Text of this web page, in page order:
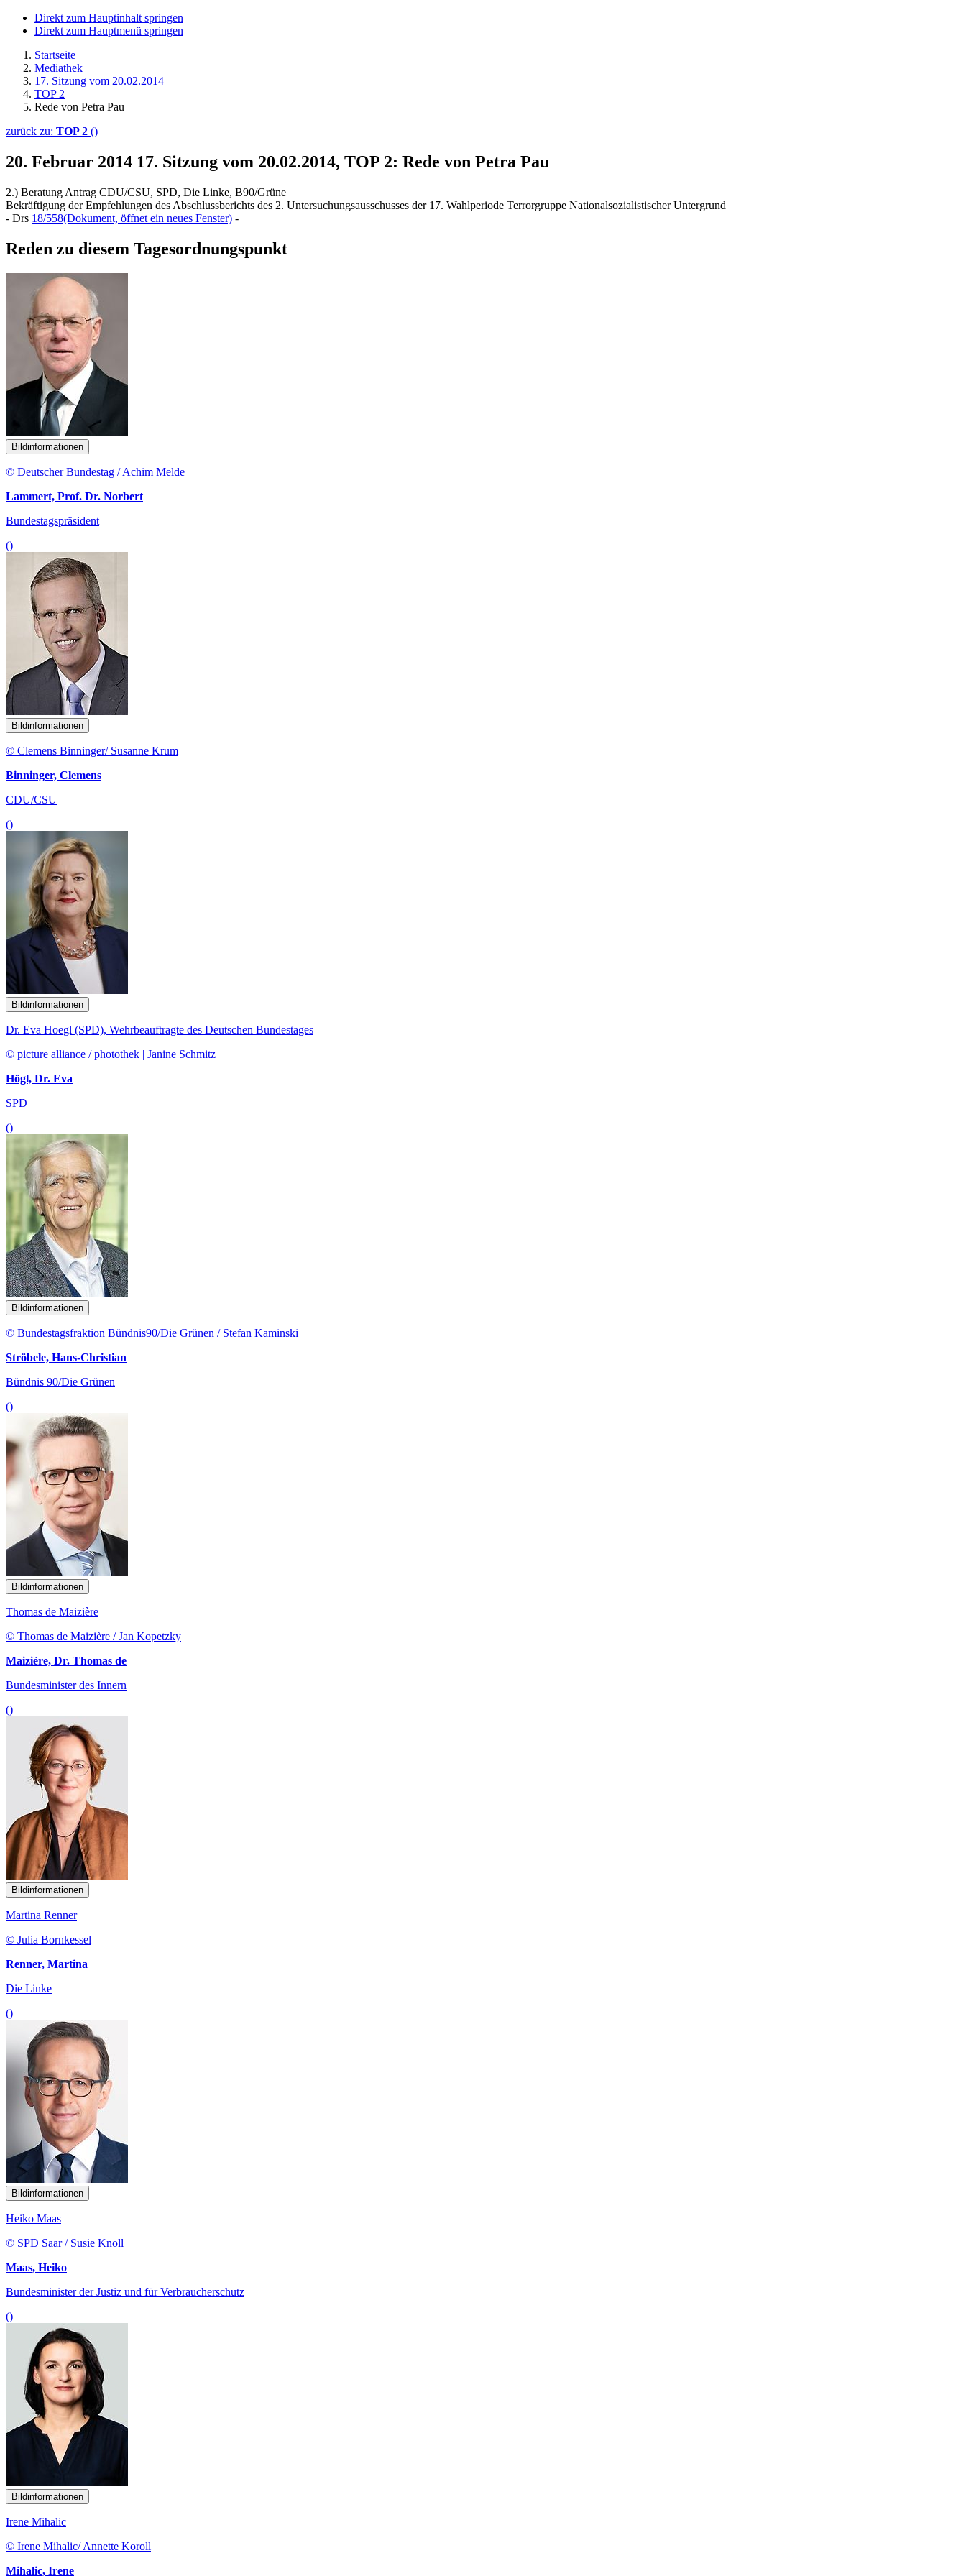
Direkt zum Hauptinhalt springen
Direkt zum Hauptmenü springen
Startseite
Mediathek
17. Sitzung vom 20.02.2014
TOP 2
Rede von Petra Pau
zurück zu: TOP 2 ()
20. Februar 2014 17. Sitzung vom 20.02.2014, TOP 2: Rede von Petra Pau
2.) Beratung Antrag CDU/CSU, SPD, Die Linke, B90/Grüne
Bekräftigung der Empfehlungen des Abschlussberichts des 2. Untersuchungsausschusses der 17. Wahlperiode Terrorgruppe Nationalsozialistischer Untergrund
- Drs 18/558(Dokument, öffnet ein neues Fenster) -
Reden zu diesem Tagesordnungspunkt
Bildinformationen
© Deutscher Bundestag / Achim Melde
Lammert, Prof. Dr. Norbert
Bundestagspräsident
()
Bildinformationen
© Clemens Binninger/ Susanne Krum
Binninger, Clemens
CDU/CSU
()
Bildinformationen
Dr. Eva Hoegl (SPD), Wehrbeauftragte des Deutschen Bundestages
© picture alliance / photothek | Janine Schmitz
Högl, Dr. Eva
SPD
()
Bildinformationen
© Bundestagsfraktion Bündnis90/Die Grünen / Stefan Kaminski
Ströbele, Hans-Christian
Bündnis 90/Die Grünen
()
Bildinformationen
Thomas de Maizière
© Thomas de Maizière / Jan Kopetzky
Maizière, Dr. Thomas de
Bundesminister des Innern
()
Bildinformationen
Martina Renner
© Julia Bornkessel
Renner, Martina
Die Linke
()
Bildinformationen
Heiko Maas
© SPD Saar / Susie Knoll
Maas, Heiko
Bundesminister der Justiz und für Verbraucherschutz
()
Bildinformationen
Irene Mihalic
© Irene Mihalic/ Annette Koroll
Mihalic, Irene